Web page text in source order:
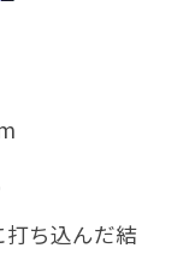
ち込んだ結